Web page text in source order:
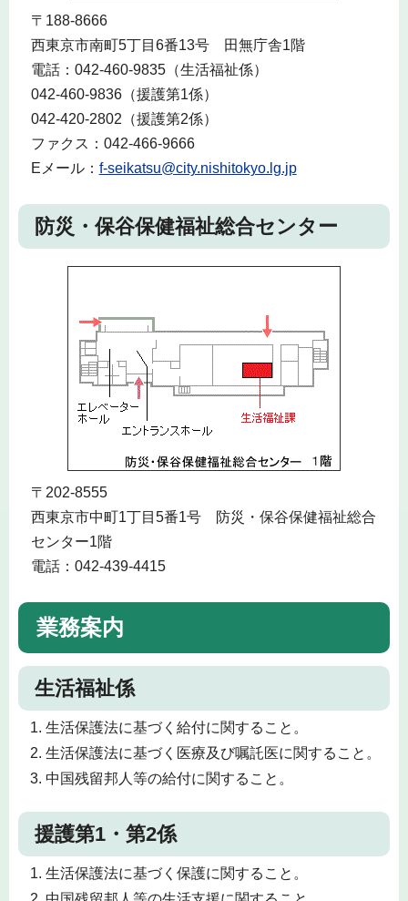
〒188-8666
西東京市南町5丁目6番13号 田無庁舎1階
電話：042-460-9835（生活福祉係）
042-460-9836（援護第1係）
042-420-2802（援護第2係）
ファクス：042-466-9666
Eメール： f-seikatsu@city.nishitokyo.lg.jp
防災・保谷保健福祉総合センター
〒202-8555
西東京市中町1丁目5番1号 防災・保谷保健福祉総合
センター1階
電話：042-439-4415
業務案内
生活福祉係
生活保護法に基づく給付に関すること。
生活保護法に基づく医療及び嘱託医に関すること。
中国残留邦人等の給付に関すること。
援護第1・第2係
生活保護法に基づく保護に関すること。